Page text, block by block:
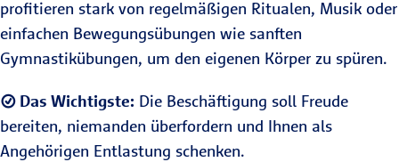
profitieren stark von regelmäßigen Ritualen, Musik oder
einfachen Bewegungsübungen wie sanften
Gymnastikübungen, um den eigenen Körper zu spüren.
Das Wichtigste: Die Beschäftigung soll Freude
bereiten, niemanden überfordern und Ihnen als
Angehörigen Entlastung schenken.